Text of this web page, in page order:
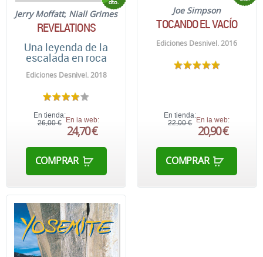
Jerry Moffatt; Niall Grimes
REVELATIONS
Una leyenda de la
escalada en roca
Ediciones Desnivel. 2018
En tienda:
26,00 € En la web:
24,70 €
COMPRAR
Joe Simpson
TOCANDO EL VACÍO
Ediciones Desnivel. 2016
En tienda:
22,00 €
En la web:
20,90 €
COMPRAR